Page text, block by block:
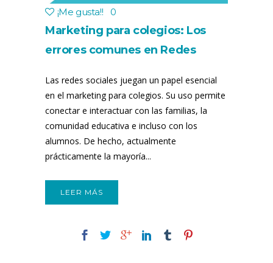
¡Me gusta!! 0
Marketing para colegios: Los
errores comunes en Redes
Las redes sociales juegan un papel esencial
en el marketing para colegios. Su uso permite
conectar e interactuar con las familias, la
comunidad educativa e incluso con los
alumnos. De hecho, actualmente
prácticamente la mayoría...
LEER MÁS